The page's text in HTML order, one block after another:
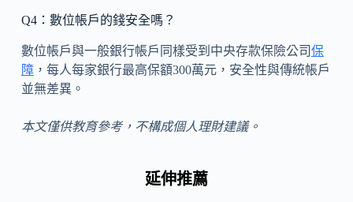
Q4：數位帳戶的錢安全嗎？
數位帳戶與一般銀行帳戶同樣受到中央存款保險公司保
障，每人每家銀行最高保額300萬元，安全性與傳統帳戶
並無差異。
本文僅供教育參考，不構成個人理財建議。
延伸推薦